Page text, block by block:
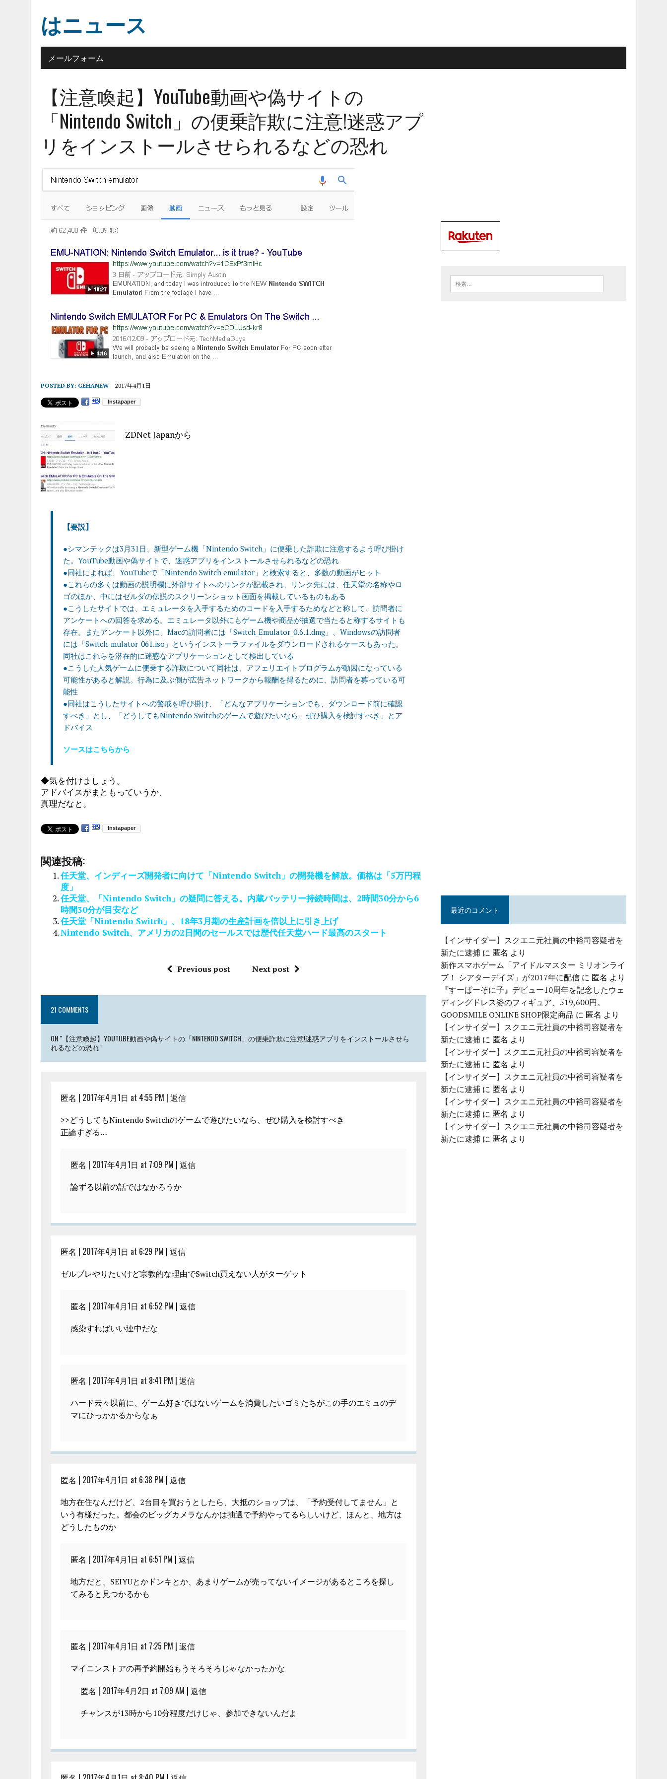
はニュース
メールフォーム
【注意喚起】YouTube動画や偽サイトの
「Nintendo Switch」の便乗詐欺に注意!迷惑アプ
リをインストールさせられるなどの恐れ
POSTED BY: GEHANEW 2017年4月1日
ZDNet Japanから
【要説】
●シマンテックは3月31日、新型ゲーム機「Nintendo Switch」に便乗した詐欺に注意するよう呼び掛け
た。YouTube動画や偽サイトで、迷惑アプリをインストールさせられるなどの恐れ
●同社によれば、YouTubeで「Nintendo Switch emulator」と検索すると、多数の動画がヒット
●これらの多くは動画の説明欄に外部サイトへのリンクが記載され、リンク先には、任天堂の名称やロ
ゴのほか、中にはゼルダの伝説のスクリーンショット画面を掲載しているものもある
●こうしたサイトでは、エミュレータを入手するためのコードを入手するためなどと称して、訪問者に
アンケートへの回答を求める。エミュレータ以外にもゲーム機や商品が抽選で当たると称するサイトも
存在。またアンケート以外に、Macの訪問者には「Switch_Emulator_0.6.1.dmg」、Windowsの訪問者
には「Switch_mulator_061.iso」というインストーラファイルをダウンロードされるケースもあった。
同社はこれらを潜在的に迷惑なアプリケーションとして検出している
●こうした人気ゲームに便乗する詐欺について同社は、アフェリエイトプログラムが動因になっている
可能性があると解説。行為に及ぶ側が広告ネットワークから報酬を得るために、訪問者を募っている可
能性
●同社はこうしたサイトへの警戒を呼び掛け、「どんなアプリケーションでも、ダウンロード前に確認
すべき」とし、「どうしてもNintendo Switchのゲームで遊びたいなら、ぜひ購入を検討すべき」とア
ドバイス
ソースはこちらから
◆気を付けましょう。
アドバイスがまともっていうか、
真理だなと。
関連投稿:
任天堂、インディーズ開発者に向けて「Nintendo Switch」の開発機を解放。価格は「5万円程
度」
任天堂、「Nintendo Switch」の疑問に答える。内蔵バッテリー持続時間は、2時間30分から6
時間30分が目安など
任天堂「Nintendo Switch」、18年3月期の生産計画を倍以上に引き上げ
Nintendo Switch、アメリカの2日間のセールスでは歴代任天堂ハード最高のスタート
Previous post Next post
21 COMMENTS
ON "【注意喚起】YOUTUBE動画や偽サイトの「NINTENDO SWITCH」の便乗詐欺に注意!迷惑アプリをインストールさせら
れるなどの恐れ"
匿名 | 2017年4月1日 at 4:55 PM | 返信
>>どうしてもNintendo Switchのゲームで遊びたいなら、ぜひ購入を検討すべき
正論すぎる…
匿名 | 2017年4月1日 at 7:09 PM | 返信
論ずる以前の話ではなかろうか
匿名 | 2017年4月1日 at 6:29 PM | 返信
ゼルブレやりたいけど宗教的な理由でSwitch買えない人がターゲット
匿名 | 2017年4月1日 at 6:52 PM | 返信
感染すればいい連中だな
匿名 | 2017年4月1日 at 8:41 PM | 返信
ハード云々以前に、ゲーム好きではないゲームを消費したいゴミたちがこの手のエミュのデ
マにひっかかるからなぁ
匿名 | 2017年4月1日 at 6:38 PM | 返信
地方在住なんだけど、2台目を買おうとしたら、大抵のショップは、「予約受付してません」と
いう有様だった。都会のビッグカメラなんかは抽選で予約やってるらしいけど、ほんと、地方は
どうしたものか
匿名 | 2017年4月1日 at 6:51 PM | 返信
地方だと、SEIYUとかドンキとか、あまりゲームが売ってないイメージがあるところを探し
てみると見つかるかも
匿名 | 2017年4月1日 at 7:25 PM | 返信
マイニンストアの再予約開始もうそろそろじゃなかったかな
匿名 | 2017年4月2日 at 7:09 AM | 返信
チャンスが13時から10分程度だけじゃ、参加できないんだよ
最近のコメント
【インサイダー】スクエニ元社員の中裕司容疑者を
新たに逮捕 に 匿名 より
新作スマホゲーム「アイドルマスター ミリオンライ
ブ！ シアターデイズ」が2017年に配信 に 匿名 より
『すーぱーそに子』デビュー10周年を記念したウェ
ディングドレス姿のフィギュア、519,600円。
GOODSMILE ONLINE SHOP限定商品 に 匿名 より
【インサイダー】スクエニ元社員の中裕司容疑者を
新たに逮捕 に 匿名 より
【インサイダー】スクエニ元社員の中裕司容疑者を
新たに逮捕 に 匿名 より
【インサイダー】スクエニ元社員の中裕司容疑者を
新たに逮捕 に 匿名 より
【インサイダー】スクエニ元社員の中裕司容疑者を
新たに逮捕 に 匿名 より
【インサイダー】スクエニ元社員の中裕司容疑者を
新たに逮捕 に 匿名 より